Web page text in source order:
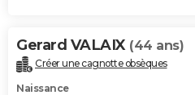
Gerard VALAIX (44 ans)
Créer une cagnotte obsèques
Naissance